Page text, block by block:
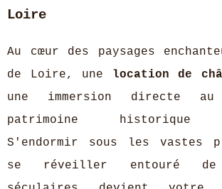
Loire
Au cœur des paysages
de Loire, une location de
une immersion directe
patrimoine historique
S'endormir sous les vastes
se réveiller entouré de